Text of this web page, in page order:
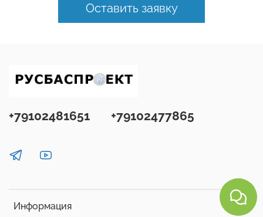
Оставить заявку
Информация
+79102481651 +79102477865